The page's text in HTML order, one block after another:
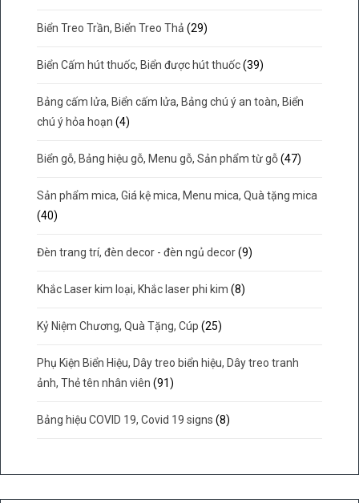
Biển Treo Trần, Biển Treo Thả (29)
Biển Cấm hút thuốc, Biển được hút thuốc (39)
Bảng cấm lửa, Biển cấm lửa, Bảng chú ý an toàn, Biển
chú ý hỏa hoạn (4)
Biển gỗ, Bảng hiệu gỗ, Menu gỗ, Sản phẩm từ gỗ (47)
Sản phẩm mica, Giá kệ mica, Menu mica, Quà tặng mica
(40)
Đèn trang trí, đèn decor - đèn ngủ decor (9)
Khắc Laser kim loại, Khắc laser phi kim (8)
Kỷ Niệm Chương, Quà Tặng, Cúp (25)
Phụ Kiện Biển Hiệu, Dây treo biển hiệu, Dây treo tranh
ảnh, Thẻ tên nhân viên (91)
Bảng hiệu COVID 19, Covid 19 signs (8)